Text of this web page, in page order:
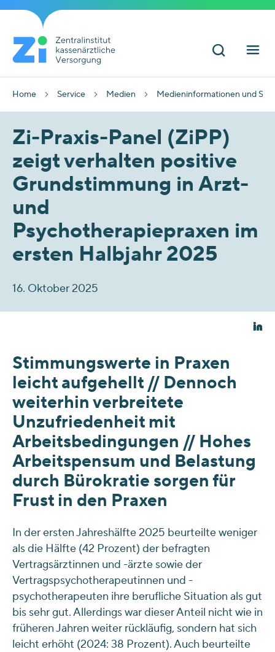
Home Service Medien Medieninformationen und
Zi-Praxis-Panel (ZiPP)
zeigt verhalten positive
Grundstimmung in Arzt-
und
Psychotherapiepraxen im
ersten Halbjahr 2025
16. Oktober 2025
Stimmungswerte in Praxen
leicht aufgehellt // Dennoch
weiterhin verbreitete
Unzufriedenheit mit
Arbeitsbedingungen // Hohes
Arbeitspensum und Belastung
durch Bürokratie sorgen für
Frust in den Praxen
In der ersten Jahreshälfte 2025 beurteilte weniger
als die Hälfte (42 Prozent) der befragten
Vertragsärztinnen und -ärzte sowie der
Vertragspsychotherapeutinnen und -
psychotherapeuten ihre berufliche Situation als gut
bis sehr gut. Allerdings war dieser Anteil nicht wie in
früheren Jahren weiter rückläufig, sondern hat sich
leicht erhöht (2024: 38 Prozent). Auch beurteilte